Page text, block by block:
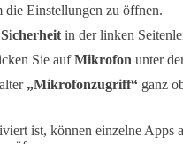
die Einstellungen zu öffnen.
in der linken
Sie aufMikrofon unter
„Mikrofonzugriff“ ganz
ist, können einzelne